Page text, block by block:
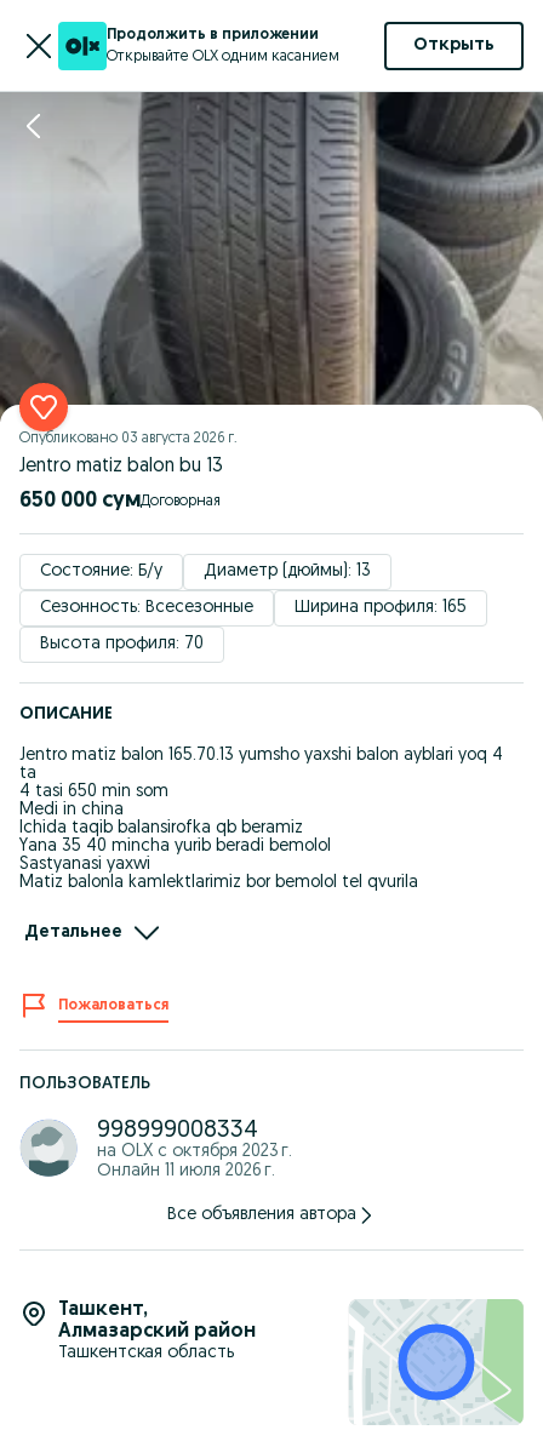
Продолжить в приложении
Открывайте OLX одним касанием
Открыть
Опубликовано 03 августа 2026 г.
Jentro matiz balon bu 13
650 000 сум Договорная
Состояние: Б/у
Диаметр (дюймы): 13
Сезонность: Всесезонные
Ширина профиля: 165
Высота профиля: 70
ОПИСАНИЕ
Jentro matiz balon 165.70.13 yumsho yaxshi balon ayblari yoq 4
ta
4 tasi 650 min som
Medi in china
Ichida taqib balansirofka qb beramiz
Yana 35 40 mincha yurib beradi bemolol
Sastyanasi yaxwi
Matiz balonla kamlektlarimiz bor bemolol tel qvurila
Mojal galaba bogi olmozor toyhonani roparasi
Dam olish kunlarsz
Bu balonla kop.nma.balon kere bosa tel qilila
Детальнее
Пожаловаться
ПОЛЬЗОВАТЕЛЬ
998999008334
на OLX с октября 2023 г.
Онлайн 11 июля 2026 г.
Все объявления автора
Ташкент,
Алмазарский район
Ташкентская область